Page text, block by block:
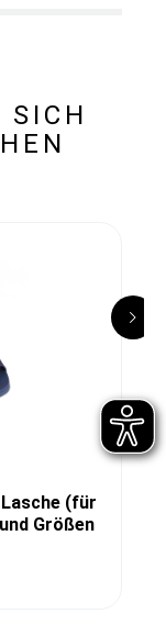
SICH
(für
Größen